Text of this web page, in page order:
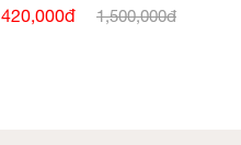
ĐỨC
420,000đ 1,500,000đ